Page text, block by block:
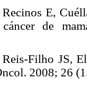
Recinos E,
cáncer de
Filho JS,
2008;